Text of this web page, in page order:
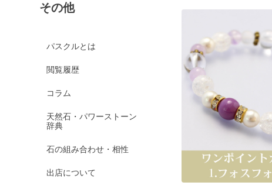
その他
パスクルとは
閲覧履歴
コラム
天然石・パワーストーン
辞典
石の組み合わせ・相性
出店について